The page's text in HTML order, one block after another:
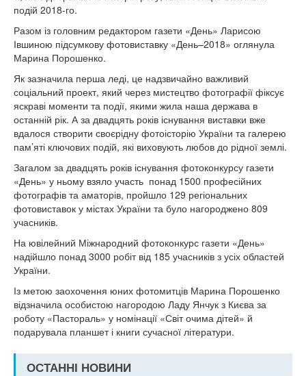
подій 2018-го.
Разом із головним редактором газети «День» Ларисою
Івшиною підсумкову фотовиставку «День–2018» оглянула
Марина Порошенко.
Як зазначила перша леді, це надзвичайно важливий
соціальний проект, який через мистецтво фотографії фіксує
яскраві моменти та події, якими жила наша держава в
останній рік. А за двадцять років існування виставки вже
вдалося створити своєрідну фотоісторію України та галерею
пам’яті ключових подій, які виховують любов до рідної землі.
Загалом за двадцять років існування фотоконкурсу газети
«День» у ньому взяло участь понад 1500 професійних
фотографів та аматорів, пройшло 129 регіональних
фотовиставок у містах України та було нагороджено 809
учасників.
На ювілейний Міжнародний фотоконкурс газети «День»
надійшло понад 3000 робіт від 185 учасників з усіх областей
України.
Із метою заохочення юних фотомитців Марина Порошенко
відзначила особистою нагородою Ладу Янчук з Києва за
роботу «Пастораль» у номінації «Світ очима дітей» й
подарувала планшет і книги сучасної літератури.
ОСТАННІ НОВИНИ